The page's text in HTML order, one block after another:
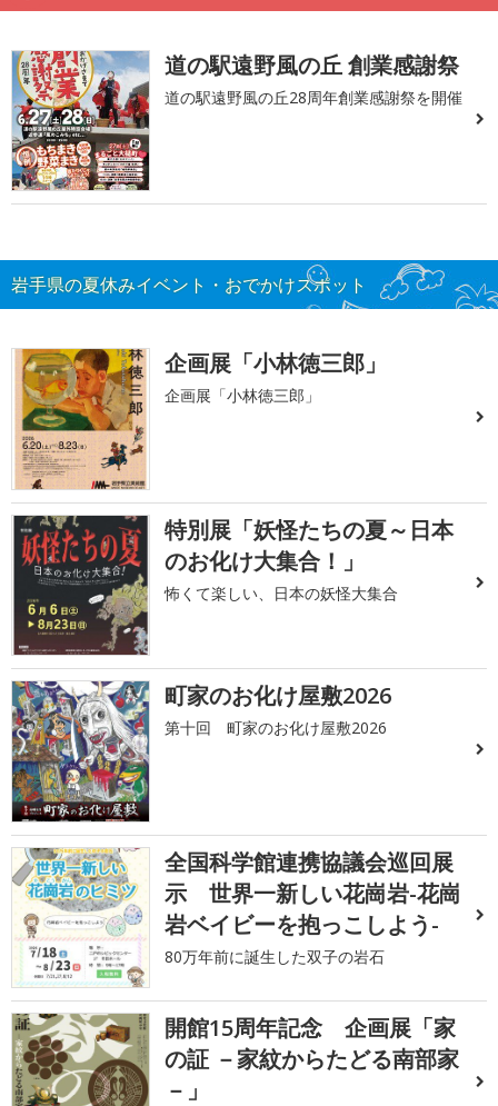
道の駅遠野風の丘 創業感謝祭
道の駅遠野風の丘28周年創業感謝祭を開催
岩手県の夏休みイベント・おでかけスポット
企画展「小林徳三郎」
企画展「小林徳三郎」
特別展「妖怪たちの夏～日本
のお化け大集合！」
怖くて楽しい、日本の妖怪大集合
町家のお化け屋敷2026
第十回 町家のお化け屋敷2026
全国科学館連携協議会巡回展
示 世界一新しい花崗岩-花崗
岩ベイビーを抱っこしよう-
80万年前に誕生した双子の岩石
開館15周年記念 企画展「家
の証 －家紋からたどる南部家
－」